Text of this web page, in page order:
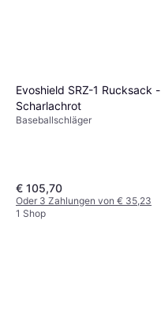
Evoshield SRZ-1 Rucksack -
Scharlachrot
Baseballschläger
€ 105,70
Oder 3 Zahlungen von € 35,23
1 Shop